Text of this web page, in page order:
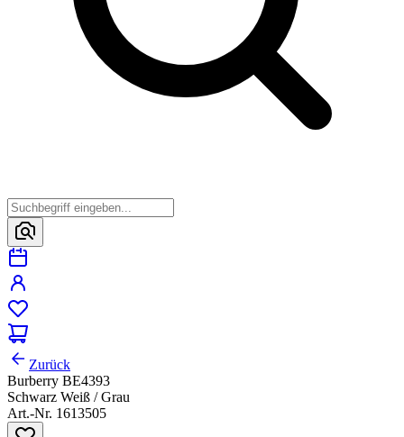
Zurück
Burberry BE4393
Schwarz Weiß / Grau
Art.-Nr. 1613505